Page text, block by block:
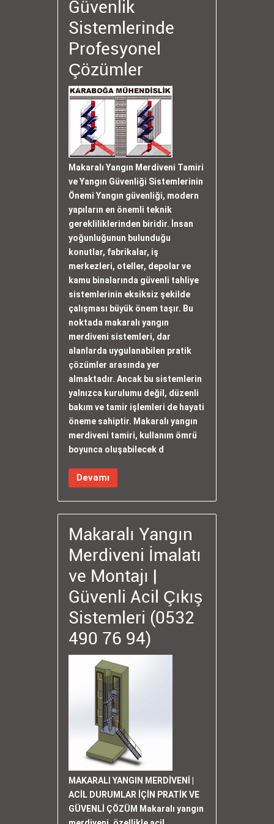
Güvenlik
Sistemlerinde
Profesyonel
Çözümler
Makaralı Yangın Merdiveni Tamiri
ve Yangın Güvenliği Sistemlerinin
Önemi Yangın güvenliği, modern
yapıların en önemli teknik
gerekliliklerinden biridir. İnsan
yoğunluğunun bulunduğu
konutlar, fabrikalar, iş
merkezleri, oteller, depolar ve
kamu binalarında güvenli tahliye
sistemlerinin eksiksiz şekilde
çalışması büyük önem taşır. Bu
noktada makaralı yangın
merdiveni sistemleri, dar
alanlarda uygulanabilen pratik
çözümler arasında yer
almaktadır. Ancak bu sistemlerin
yalnızca kurulumu değil, düzenli
bakım ve tamir işlemleri de hayati
öneme sahiptir. Makaralı yangın
merdiveni tamiri, kullanım ömrü
boyunca oluşabilecek d
Devamı
Makaralı Yangın
Merdiveni İmalatı
ve Montajı |
Güvenli Acil Çıkış
Sistemleri (0532
490 76 94)
MAKARALI YANGIN MERDİVENİ |
ACİL DURUMLAR İÇİN PRATİK VE
GÜVENLİ ÇÖZÜM Makaralı yangın